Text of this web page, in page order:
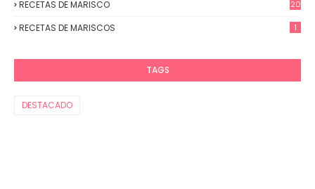
RECETAS DE MARISCO 20
RECETAS DE MARISCOS 1
TAGS
DESTACADO